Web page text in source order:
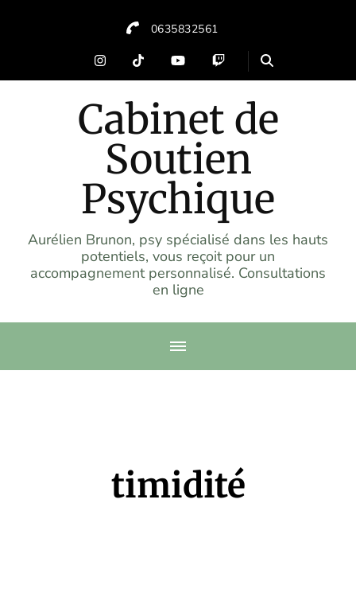
0635832561
Cabinet de
Soutien
Psychique
Aurélien Brunon, psy spécialisé dans les hauts
potentiels, vous reçoit pour un
accompagnement personnalisé. Consultations
en ligne
timidité